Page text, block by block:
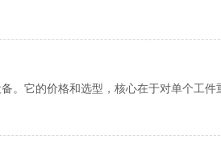
。它的价格和选型，核心在于对单个工件